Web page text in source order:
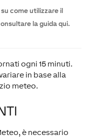
come utilizzare il
la guida qui.
ogni 15 minuti.
in base alla
meteo.
è necessario